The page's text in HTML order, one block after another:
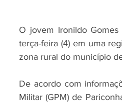
O jovem Ironildo
terça-feira (4) em uma
zona rural do município
De acordo com
Militar (GPM) de